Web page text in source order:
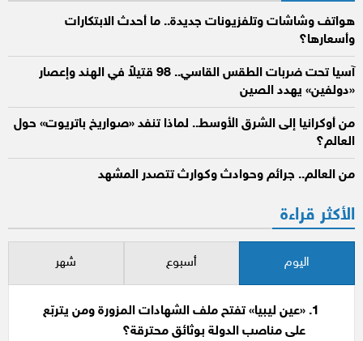
هواتف وشاشات وتلفزيونات جديدة.. ما أحدث الابتكارات
وأسعارها؟
آسيا تحت ضربات الطقس القاسي.. 98 قتيلاً في الهند وإعصار
«دولفين» يهدد الصين
من أوكرانيا إلى الشرق الأوسط.. لماذا تنفد «صواريخ باتريوت» حول
العالم؟
من العالم.. جرائم وحوادث وكوارث تتصدر المشهد
الأكثر قراءة
اليوم أسبوع شهر
«عين ليبيا» تفتح ملف الشهادات المزورة ومن يتربّع
على مناصب الدولة بوثائق محترقة؟